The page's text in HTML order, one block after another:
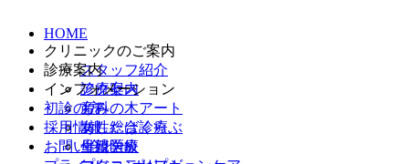
HOME
クリニックのご案内
スタッフ紹介
アクセス
診療案内
診療案内
産科
女性総合診療
生殖医療
インフォメーション
もみの木アート
あしたばくらぶ
母親学級
初診の方
採用情報
お問い合わせ